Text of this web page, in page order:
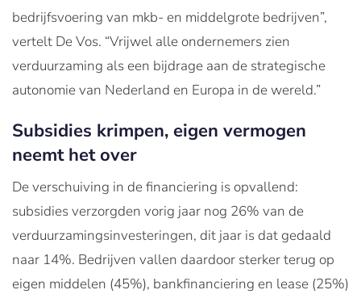
bedrijfsvoering van mkb- en middelgrote bedrijven”,
vertelt De Vos. “Vrijwel alle ondernemers zien
verduurzaming als een bijdrage aan de strategische
autonomie van Nederland en Europa in de wereld.”
Subsidies krimpen, eigen vermogen
neemt het over
De verschuiving in de financiering is opvallend:
subsidies verzorgden vorig jaar nog 26% van de
verduurzamingsinvesteringen, dit jaar is dat gedaald
naar 14%. Bedrijven vallen daardoor sterker terug op
eigen middelen (45%), bankfinanciering en lease (25%)